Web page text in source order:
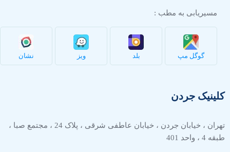
مسیریابی به مطب :
گوگل مپ بلد ویز نشان
کلینیک جردن
تهران ، خیابان جردن ، خیابان عاطفی شرقی ، پلاک 24 ، مجتمع صبا ،
طبقه 4 ، واحد 401